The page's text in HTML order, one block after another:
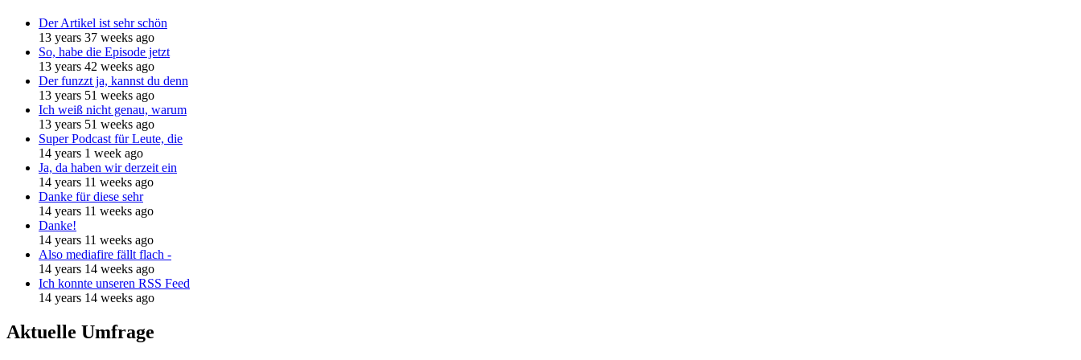
Der Artikel ist sehr schön
13 years 37 weeks ago
So, habe die Episode jetzt
13 years 42 weeks ago
Der funzzt ja, kannst du denn
13 years 51 weeks ago
Ich weiß nicht genau, warum
13 years 51 weeks ago
Super Podcast für Leute, die
14 years 1 week ago
Ja, da haben wir derzeit ein
14 years 11 weeks ago
Danke für diese sehr
14 years 11 weeks ago
Danke!
14 years 11 weeks ago
Also mediafire fällt flach -
14 years 14 weeks ago
Ich konnte unseren RSS Feed
14 years 14 weeks ago
Aktuelle Umfrage